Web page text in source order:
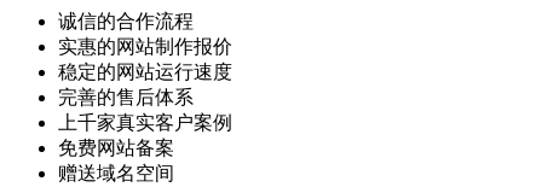
诚信的合作流程
实惠的网站制作报价
稳定的网站运行速度
完善的售后体系
上千家真实客户案例
免费网站备案
赠送域名空间